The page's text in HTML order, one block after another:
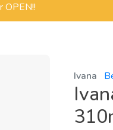
OPEN!!
Ivana